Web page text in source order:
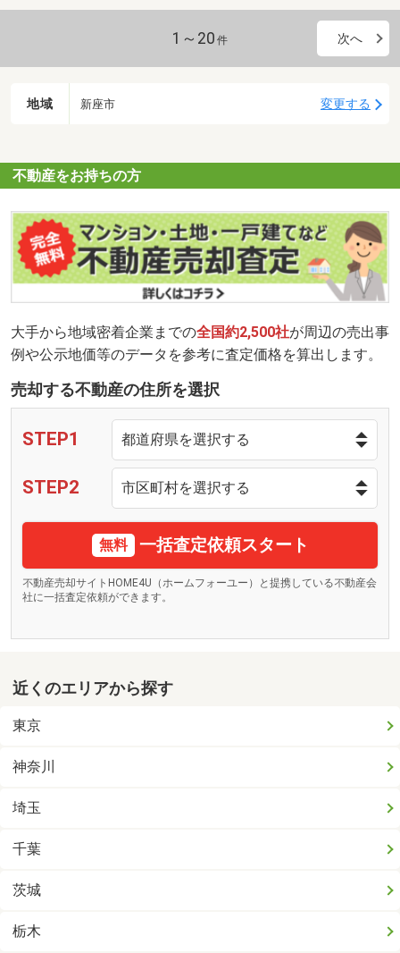
1～20 件 次へ
地域 新座市 変更する
不動産をお持ちの方
大手から地域密着企業までの全国約2,500社が周辺の売出事
例や公示地価等のデータを参考に査定価格を算出します。
売却する不動産の住所を選択
STEP1
STEP2
無料 一括査定依頼スタート
不動産売却サイトHOME4U（ホームフォーユー）と提携している不動産会
社に一括査定依頼ができます。
近くのエリアから探す
東京
神奈川
埼玉
千葉
茨城
栃木